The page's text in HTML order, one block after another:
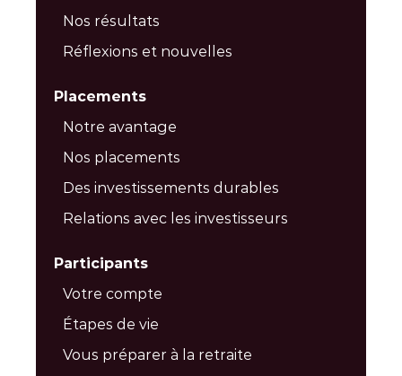
Nos résultats
Réflexions et nouvelles
Placements
Notre avantage
Nos placements
Des investissements durables
Relations avec les investisseurs
Participants
Votre compte
Étapes de vie
Vous préparer à la retraite